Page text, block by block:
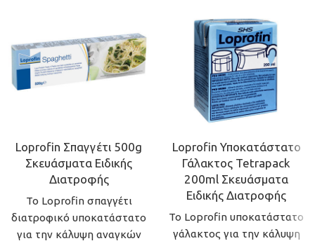
Loprofin Σπαγγέτι 500g
Σκευάσματα Ειδικής
Διατροφής
Το Loprofin σπαγγέτι
διατροφικό υποκατάστατο
για την κάλυψη αναγκών
Loprofin Υποκατάστατο
Γάλακτος Tetrapack
200ml Σκευάσματα
Ειδικής Διατροφής
Το Loprofin υποκατάστατο
γάλακτος για την κάλυψη